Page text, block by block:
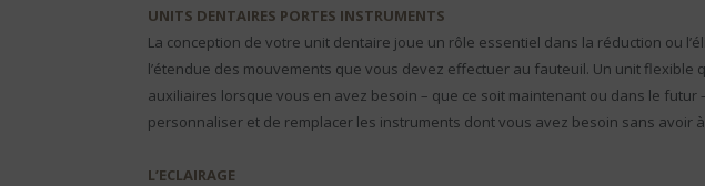
UNITS DENTAIRES PORTES INSTRUMENTS
La conception de votre unit dentaire joue un rôle essentiel dans la réduction ou
l’étendue des mouvements que vous devez effectuer au fauteuil. Un unit flexible
auxiliaires lorsque vous en avez besoin – que ce soit maintenant ou dans le futur
personnaliser et de remplacer les instruments dont vous avez besoin sans avoir
L’ECLAIRAGE